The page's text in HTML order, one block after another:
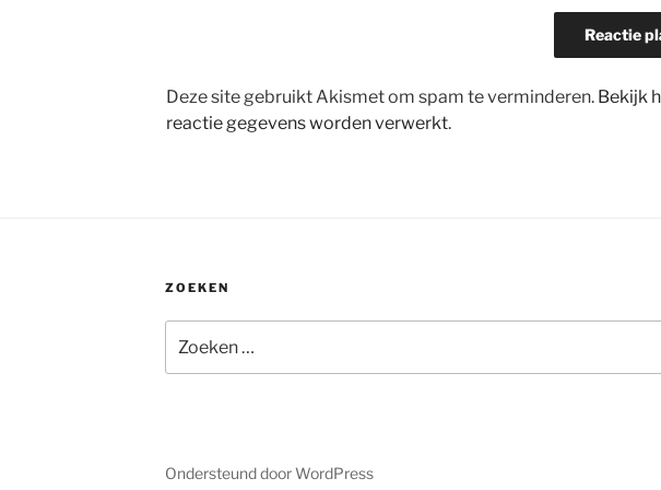
Deze site gebruikt Akismet om spam te verminderen. Bekijk
reactie gegevens worden verwerkt.
ZOEKEN
naar:
Ondersteund door WordPress